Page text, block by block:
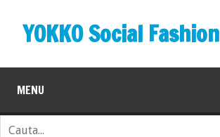
YOKKO Social Fashion
MENU